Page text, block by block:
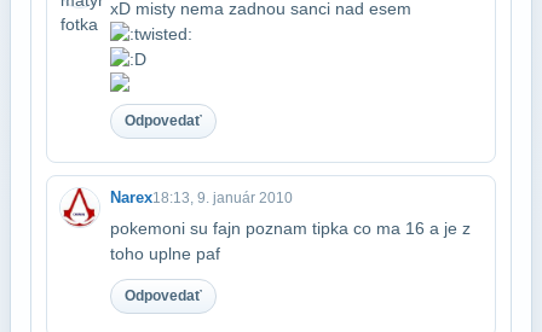
xD misty nema zadnou sanci nad esem
Odpovedať
Narex18:13, 9. január 2010
pokemoni su fajn poznam tipka co ma 16 a je z
toho uplne paf
Odpovedať